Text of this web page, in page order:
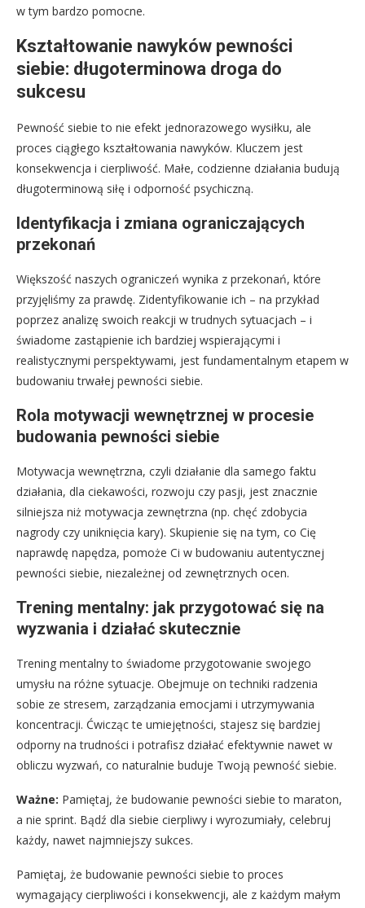
w tym bardzo pomocne.
Kształtowanie nawyków pewności
siebie: długoterminowa droga do
sukcesu
Pewność siebie to nie efekt jednorazowego wysiłku, ale
proces ciągłego kształtowania nawyków. Kluczem jest
konsekwencja i cierpliwość. Małe, codzienne działania budują
długoterminową siłę i odporność psychiczną.
Identyfikacja i zmiana ograniczających
przekonań
Większość naszych ograniczeń wynika z przekonań, które
przyjęliśmy za prawdę. Zidentyfikowanie ich – na przykład
poprzez analizę swoich reakcji w trudnych sytuacjach – i
świadome zastąpienie ich bardziej wspierającymi i
realistycznymi perspektywami, jest fundamentalnym etapem w
budowaniu trwałej pewności siebie.
Rola motywacji wewnętrznej w procesie
budowania pewności siebie
Motywacja wewnętrzna, czyli działanie dla samego faktu
działania, dla ciekawości, rozwoju czy pasji, jest znacznie
silniejsza niż motywacja zewnętrzna (np. chęć zdobycia
nagrody czy uniknięcia kary). Skupienie się na tym, co Cię
naprawdę napędza, pomoże Ci w budowaniu autentycznej
pewności siebie, niezależnej od zewnętrznych ocen.
Trening mentalny: jak przygotować się na
wyzwania i działać skutecznie
Trening mentalny to świadome przygotowanie swojego
umysłu na różne sytuacje. Obejmuje on techniki radzenia
sobie ze stresem, zarządzania emocjami i utrzymywania
koncentracji. Ćwicząc te umiejętności, stajesz się bardziej
odporny na trudności i potrafisz działać efektywnie nawet w
obliczu wyzwań, co naturalnie buduje Twoją pewność siebie.
Ważne: Pamiętaj, że budowanie pewności siebie to maraton,
a nie sprint. Bądź dla siebie cierpliwy i wyrozumiały, celebruj
każdy, nawet najmniejszy sukces.
Pamiętaj, że budowanie pewności siebie to proces
wymagający cierpliwości i konsekwencji, ale z każdym małym